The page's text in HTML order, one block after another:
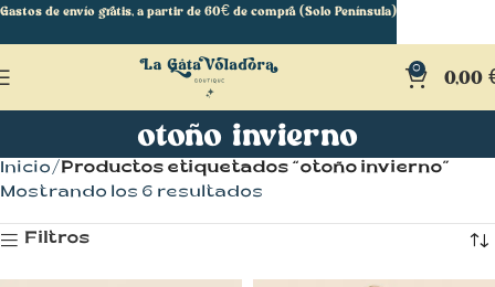
0 0,00
otoño invierno
Inicio
Productos etiquetados “otoño invierno”
Mostrando los 6 resultados
Filtros
Gastos de envío gratis, a partir de 60€ de compra (Solo Península)